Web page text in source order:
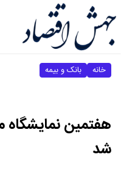
خانه بانک و بیمه
هفتمین نمایشگاه
شد